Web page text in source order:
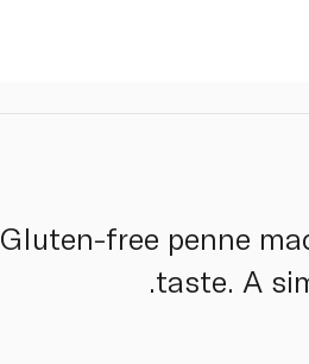
Gluten-free penne
taste. A